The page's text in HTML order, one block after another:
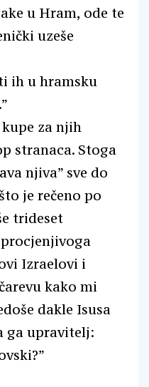
u Hram, ode te
uzeše
ih u hramsku
za njih
stranaca. Stoga
njiva” sve do
je rečeno po
trideset
Izraelovi i
kako mi
dakle Isusa
ga upravitelj: